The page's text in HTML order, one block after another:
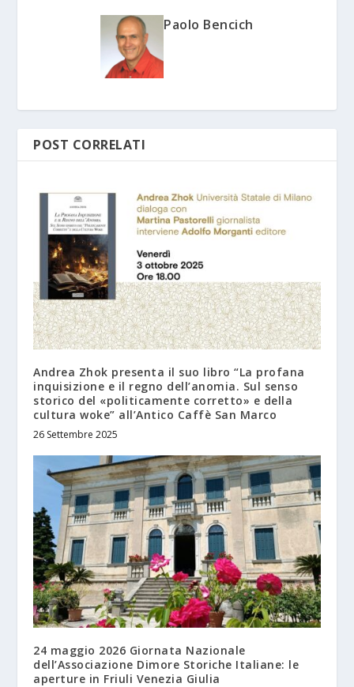
Paolo Bencich
POST CORRELATI
Andrea Zhok presenta il suo libro “La profana
inquisizione e il regno dell’anomia. Sul senso
storico del «politicamente corretto» e della
cultura woke” all’Antico Caffè San Marco
26 Settembre 2025
24 maggio 2026 Giornata Nazionale
dell’Associazione Dimore Storiche Italiane: le
aperture in Friuli Venezia Giulia